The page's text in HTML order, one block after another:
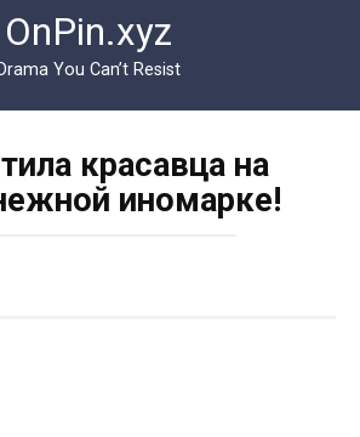
OnPin.xyz
Drama You Can’t Resist
красавца на
иномарке!